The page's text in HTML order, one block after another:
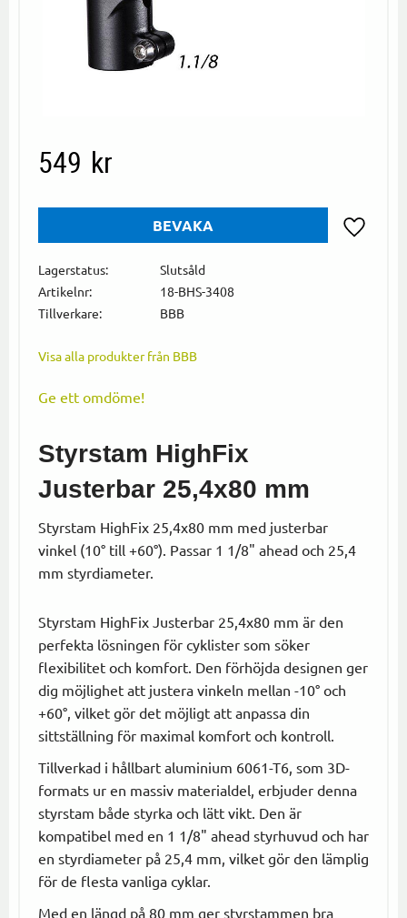
549 kr
BEVAKA
Lagerstatus
Slutsåld
Artikelnr
18-BHS-3408
Tillverkare
BBB
Visa alla produkter från BBB
Ge ett omdöme!
Styrstam HighFix
Justerbar 25,4x80 mm
Styrstam HighFix 25,4x80 mm med justerbar
vinkel (10° till +60°). Passar 1 1/8" ahead och 25,4
mm styrdiameter.
Styrstam HighFix Justerbar 25,4x80 mm är den
perfekta lösningen för cyklister som söker
flexibilitet och komfort. Den förhöjda designen ger
dig möjlighet att justera vinkeln mellan -10° och
+60°, vilket gör det möjligt att anpassa din
sittställning för maximal komfort och kontroll.
Tillverkad i hållbart aluminium 6061-T6, som 3D-
formats ur en massiv materialdel, erbjuder denna
styrstam både styrka och lätt vikt. Den är
kompatibel med en 1 1/8" ahead styrhuvud och har
en styrdiameter på 25,4 mm, vilket gör den lämplig
för de flesta vanliga cyklar.
Med en längd på 80 mm ger styrstammen bra